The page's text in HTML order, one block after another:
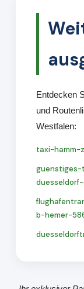
Entdecken
und
Westfalen:
taxi-hamm-
b-hemer-